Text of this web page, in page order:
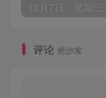
评论 抢沙发